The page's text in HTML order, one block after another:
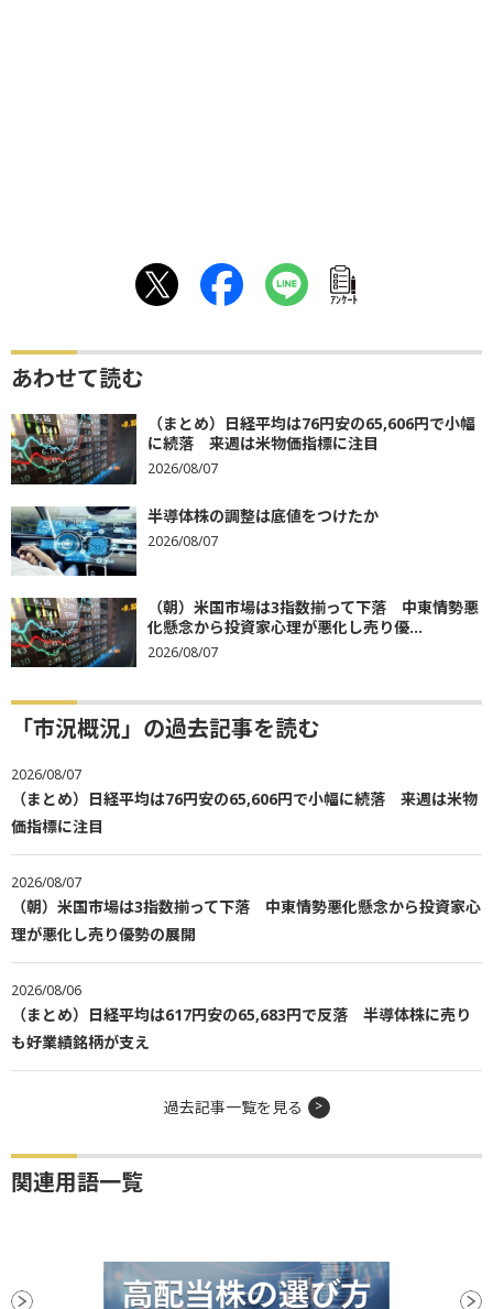
ｱﾝｹｰﾄ
あわせて読む
（まとめ）日経平均は76円安の65,606円で小幅
に続落 来週は米物価指標に注目
2026/08/07
半導体株の調整は底値をつけたか
2026/08/07
（朝）米国市場は3指数揃って下落 中東情勢悪
化懸念から投資家心理が悪化し売り優...
2026/08/07
「市況概況」の過去記事を読む
2026/08/07
（まとめ）日経平均は76円安の65,606円で小幅に続落 来週は米物
価指標に注目
2026/08/07
（朝）米国市場は3指数揃って下落 中東情勢悪化懸念から投資家心
理が悪化し売り優勢の展開
2026/08/06
（まとめ）日経平均は617円安の65,683円で反落 半導体株に売り
も好業績銘柄が支え
過去記事一覧を見る
関連用語一覧